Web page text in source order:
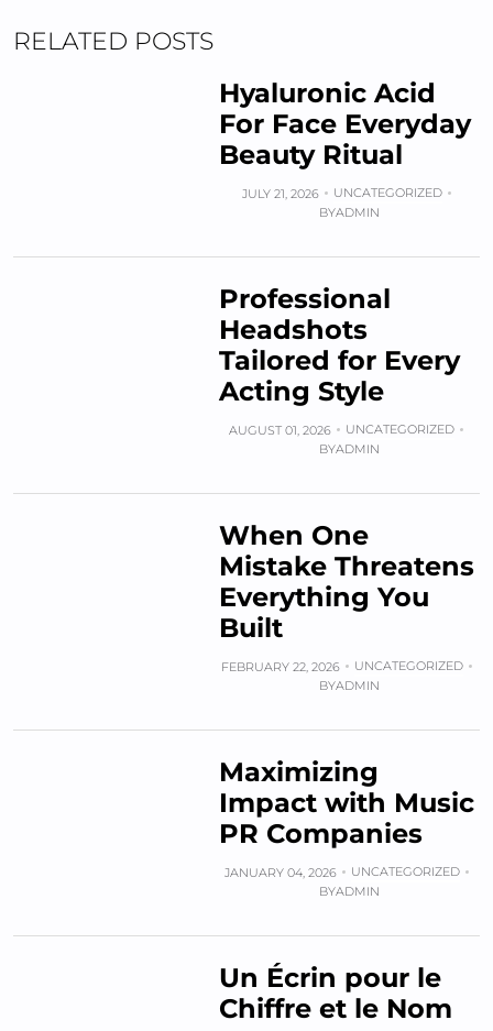
RELATED POSTS
Hyaluronic Acid
For Face Everyday
Beauty Ritual
JULY 21, 2026
UNCATEGORIZED
BYADMIN
Professional
Headshots
Tailored for Every
Acting Style
AUGUST 01, 2026
UNCATEGORIZED
BYADMIN
When One
Mistake Threatens
Everything You
Built
FEBRUARY 22, 2026
UNCATEGORIZED
BYADMIN
Maximizing
Impact with Music
PR Companies
JANUARY 04, 2026
UNCATEGORIZED
BYADMIN
Un Écrin pour le
Chiffre et le Nom